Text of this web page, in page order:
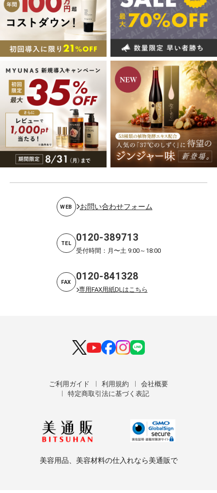
WEB お問い合わせフォーム
TEL 0120-389713
受付時間：月〜土 9:00～18:00
FAX 0120-841328
専用FAX用紙DLはこちら
ご利用ガイド 利用規約
会社概要
特定商取引法に基づく表記
美容用品、美容材料の仕入れなら美通販で